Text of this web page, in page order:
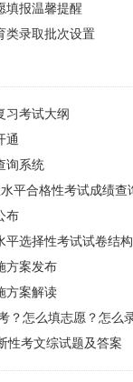
填报温馨提醒
类录取批次设置
习考试大纲
通
询系统
平合格性考试成绩查
布
平选择性考试试卷结构
方案发布
方案解读
？怎么填志愿？怎么
性考文综试题及答案